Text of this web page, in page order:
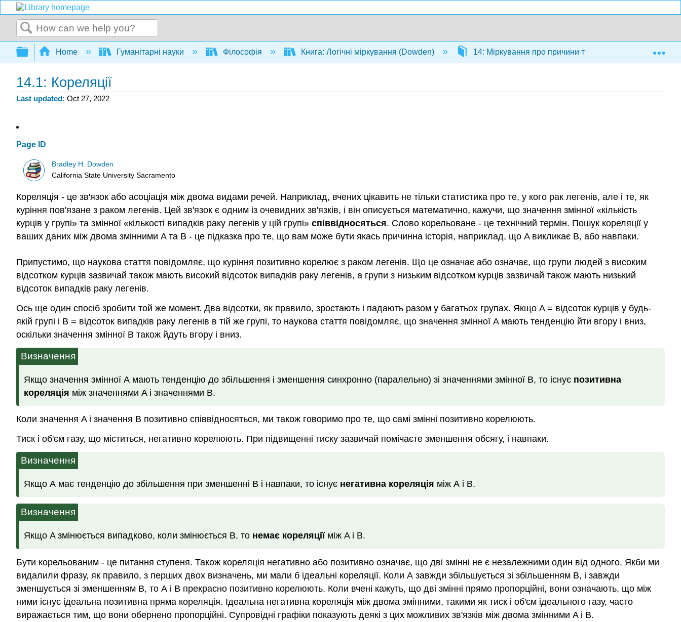
Search
Expand/collapse global hierarchy
Home Гуманітарні науки Філософія Книга: Логічні міркування (Dowden) 14: Міркування про причини та їх наслідки
14.1: Кореляції
Last updated Oct 27, 2022
Page ID
Bradley H. Dowden
California State University Sacramento
Кореляція - це зв'язок або асоціація між двома видами речей. Наприклад, вчених цікавить не тільки статистика про те, у кого рак легенів, але і те, як
куріння пов'язане з раком легенів. Цей зв'язок є одним із очевидних зв'язків, і він описується математично, кажучи, що значення змінної «кількість
курців у групі» та змінної «кількості випадків раку легенів у цій групі» співвідносяться. Слово корельоване - це технічний термін. Пошук кореляції у
ваших даних між двома змінними A та B - це підказка про те, що вам може бути якась причинна історія, наприклад, що A викликає B, або навпаки.
Припустимо, що наукова стаття повідомляє, що куріння позитивно корелює з раком легенів. Що це означає або означає, що групи людей з високим
відсотком курців зазвичай також мають високий відсоток випадків раку легенів, а групи з низьким відсотком курців зазвичай також мають низький
відсоток випадків раку легенів.
Ось ще один спосіб зробити той же момент. Два відсотки, як правило, зростають і падають разом у багатьох групах. Якщо A = відсоток курців у будь-
якій групі і B = відсоток випадків раку легенів в тій же групі, то наукова стаття повідомляє, що значення змінної A мають тенденцію йти вгору і вниз,
оскільки значення змінної B також йдуть вгору і вниз.
Визначення
Якщо значення змінної А мають тенденцію до збільшення і зменшення синхронно (паралельно) зі значеннями змінної B, то існує позитивна
кореляція між значеннями A і значеннями B.
Коли значення A і значення B позитивно співвідносяться, ми також говоримо про те, що самі змінні позитивно корелюють.
Тиск і об'єм газу, що міститься, негативно корелюють. При підвищенні тиску зазвичай помічаєте зменшення обсягу, і навпаки.
Визначення
Якщо А має тенденцію до збільшення при зменшенні В і навпаки, то існує негативна кореляція між А і В.
Визначення
Якщо A змінюється випадково, коли змінюється B, то немає кореляціїміж A і B.
Бути корельованим - це питання ступеня. Також кореляція негативно або позитивно означає, що дві змінні не є незалежними один від одного. Якби ми
видалили фразу, як правило, з перших двох визначень, ми мали б ідеальні кореляції. Коли А завжди збільшується зі збільшенням В, і завжди
зменшується зі зменшенням В, то А і В прекрасно позитивно корелюють. Коли вчені кажуть, що дві змінні прямо пропорційні, вони означають, що між
ними існує ідеальна позитивна пряма кореляція. Ідеальна негативна кореляція між двома змінними, такими як тиск і об'єм ідеального газу, часто
виражається тим, що вони обернено пропорційні. Супровідні графіки показують деякі з цих можливих зв'язків між двома змінними A і B.